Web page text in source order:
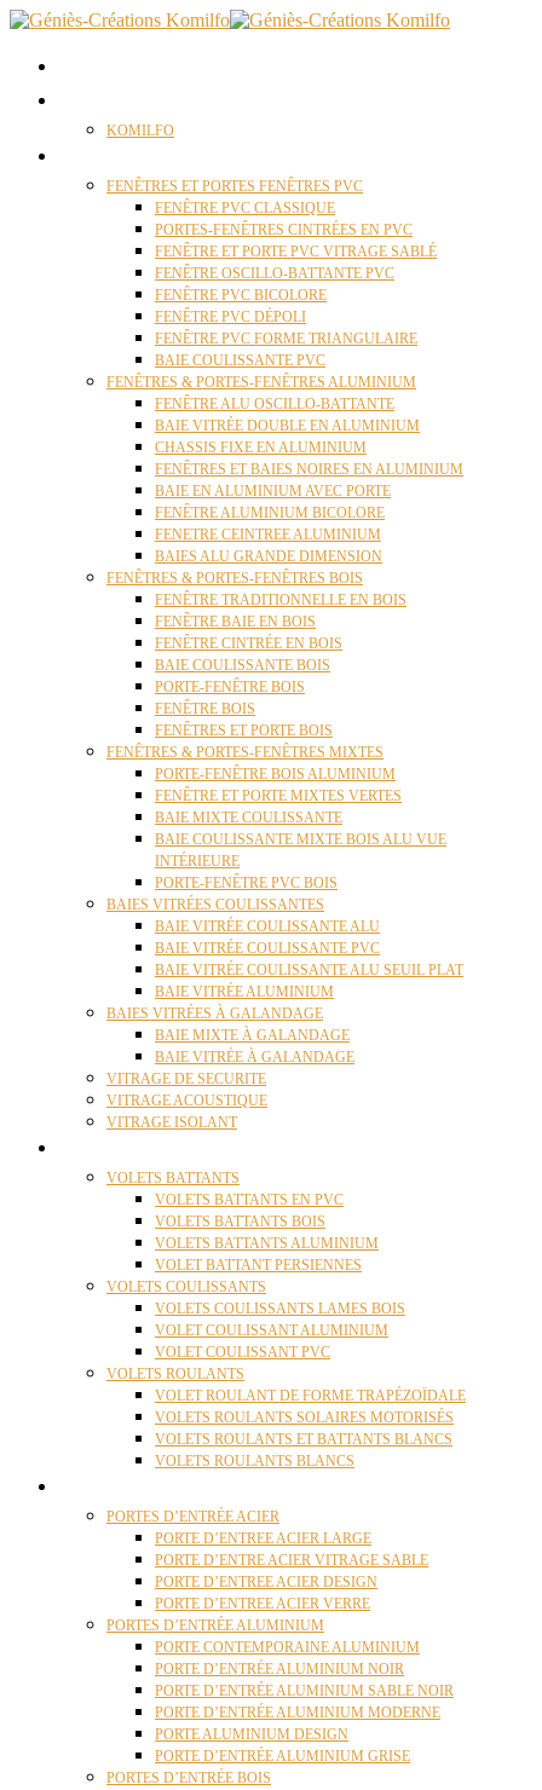
KOMILFO
FENÊTRES ET PORTES FENÊTRES PVC
FENÊTRE PVC CLASSIQUE
PORTES-FENÊTRES CINTRÉES EN PVC
FENÊTRE ET PORTE PVC VITRAGE SABLÉ
FENÊTRE OSCILLO-BATTANTE PVC
FENÊTRE PVC BICOLORE
FENÊTRE PVC DÉPOLI
FENÊTRE PVC FORME TRIANGULAIRE
BAIE COULISSANTE PVC
FENÊTRES & PORTES-FENÊTRES ALUMINIUM
FENÊTRE ALU OSCILLO-BATTANTE
BAIE VITRÉE DOUBLE EN ALUMINIUM
CHASSIS FIXE EN ALUMINIUM
FENÊTRES ET BAIES NOIRES EN ALUMINIUM
BAIE EN ALUMINIUM AVEC PORTE
FENÊTRE ALUMINIUM BICOLORE
FENETRE CEINTREE ALUMINIUM
BAIES ALU GRANDE DIMENSION
FENÊTRES & PORTES-FENÊTRES BOIS
FENÊTRE TRADITIONNELLE EN BOIS
FENÊTRE BAIE EN BOIS
FENÊTRE CINTRÉE EN BOIS
BAIE COULISSANTE BOIS
PORTE-FENÊTRE BOIS
FENÊTRE BOIS
FENÊTRES ET PORTE BOIS
FENÊTRES & PORTES-FENÊTRES MIXTES
PORTE-FENÊTRE BOIS ALUMINIUM
FENÊTRE ET PORTE MIXTES VERTES
BAIE MIXTE COULISSANTE
BAIE COULISSANTE MIXTE BOIS ALU VUE
INTÉRIEURE
PORTE-FENÊTRE PVC BOIS
BAIES VITRÉES COULISSANTES
BAIE VITRÉE COULISSANTE ALU
BAIE VITRÉE COULISSANTE PVC
BAIE VITRÉE COULISSANTE ALU SEUIL PLAT
BAIE VITRÉE ALUMINIUM
BAIES VITRÉES À GALANDAGE
BAIE MIXTE À GALANDAGE
BAIE VITRÉE À GALANDAGE
VITRAGE DE SECURITE
VITRAGE ACOUSTIQUE
VITRAGE ISOLANT
VOLETS BATTANTS
VOLETS BATTANTS EN PVC
VOLETS BATTANTS BOIS
VOLETS BATTANTS ALUMINIUM
VOLET BATTANT PERSIENNES
VOLETS COULISSANTS
VOLETS COULISSANTS LAMES BOIS
VOLET COULISSANT ALUMINIUM
VOLET COULISSANT PVC
VOLETS ROULANTS
VOLET ROULANT DE FORME TRAPÉZOÏDALE
VOLETS ROULANTS SOLAIRES MOTORISÉS
VOLETS ROULANTS ET BATTANTS BLANCS
VOLETS ROULANTS BLANCS
PORTES D’ENTRÉE ACIER
PORTE D’ENTREE ACIER LARGE
PORTE D’ENTRE ACIER VITRAGE SABLE
PORTE D’ENTREE ACIER DESIGN
PORTE D’ENTREE ACIER VERRE
PORTES D’ENTRÉE ALUMINIUM
PORTE CONTEMPORAINE ALUMINIUM
PORTE D’ENTRÉE ALUMINIUM NOIR
PORTE D’ENTRÉE ALUMINIUM SABLE NOIR
PORTE D’ENTRÉE ALUMINIUM MODERNE
PORTE ALUMINIUM DESIGN
PORTE D’ENTRÉE ALUMINIUM GRISE
PORTES D’ENTRÉE BOIS